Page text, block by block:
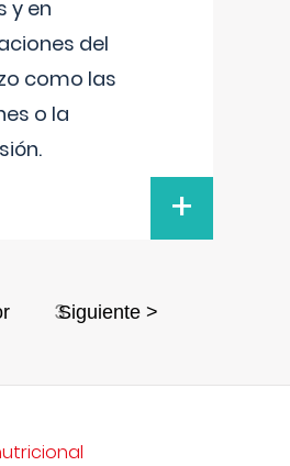
y en
del
como las
o la
+
3Siguiente >